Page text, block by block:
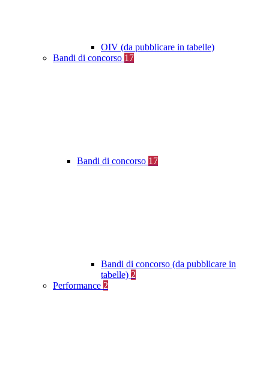
OIV (da pubblicare in tabelle)
Bandi di concorso 17
Bandi di concorso 17
Bandi di concorso (da pubblicare in
tabelle) 2
Performance 2